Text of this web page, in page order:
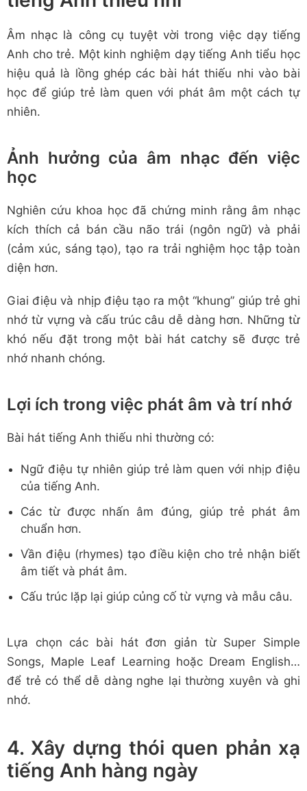
Âm nhạc là công cụ tuyệt vời trong việc dạy tiếng
Anh cho trẻ. Một kinh nghiệm dạy tiếng Anh tiểu học
hiệu quả là lồng ghép các bài hát thiếu nhi vào bài
học để giúp trẻ làm quen với phát âm một cách tự
nhiên.
Ảnh hưởng của âm nhạc đến việc
học
Nghiên cứu khoa học đã chứng minh rằng âm nhạc
kích thích cả bán cầu não trái (ngôn ngữ) và phải
(cảm xúc, sáng tạo), tạo ra trải nghiệm học tập toàn
diện hơn.
Giai điệu và nhịp điệu tạo ra một “khung” giúp trẻ ghi
nhớ từ vựng và cấu trúc câu dễ dàng hơn. Những từ
khó nếu đặt trong một bài hát catchy sẽ được trẻ
nhớ nhanh chóng.
Lợi ích trong việc phát âm và trí nhớ
Bài hát tiếng Anh thiếu nhi thường có:
Ngữ điệu tự nhiên giúp trẻ làm quen với nhịp điệu
của tiếng Anh.
Các từ được nhấn âm đúng, giúp trẻ phát âm
chuẩn hơn.
Vần điệu (rhymes) tạo điều kiện cho trẻ nhận biết
âm tiết và phát âm.
Cấu trúc lặp lại giúp củng cố từ vựng và mẫu câu.
Lựa chọn các bài hát đơn giản từ Super Simple
Songs, Maple Leaf Learning hoặc Dream English…
để trẻ có thể dễ dàng nghe lại thường xuyên và ghi
nhớ.
4. Xây dựng thói quen phản xạ
tiếng Anh hàng ngày